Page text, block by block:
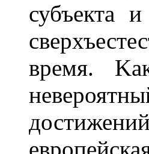
субъекта
время.